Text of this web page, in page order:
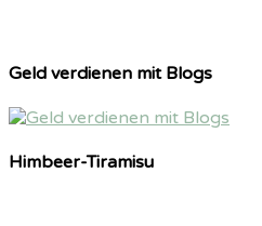
Geld verdienen mit Blogs
Himbeer-Tiramisu